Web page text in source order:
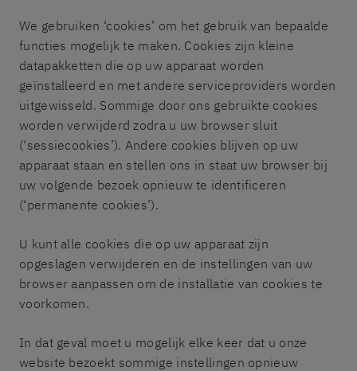
We gebruiken ‘cookies’ om het gebruik van bepaalde
functies mogelijk te maken. Cookies zijn kleine
datapakketten die op uw apparaat worden
geïnstalleerd en met andere serviceproviders worden
uitgewisseld. Sommige door ons gebruikte cookies
worden verwijderd zodra u uw browser sluit
(‘sessiecookies’). Andere cookies blijven op uw
apparaat staan en stellen ons in staat uw browser bij
uw volgende bezoek opnieuw te identificeren
(‘permanente cookies’).
U kunt alle cookies die op uw apparaat zijn
opgeslagen verwijderen en de instellingen van uw
browser aanpassen om de installatie van cookies te
voorkomen.
In dat geval moet u mogelijk elke keer dat u onze
website bezoekt sommige instellingen opnieuw